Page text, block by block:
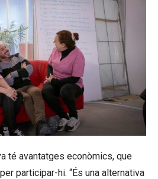
té avantatges econòmics, que
participar-hi. “És una alternativa